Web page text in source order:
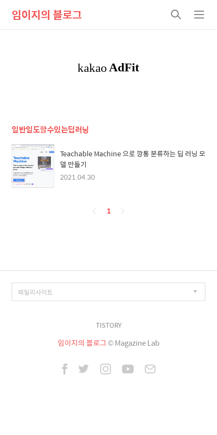
임이지의 블로그
검
색
메
뉴
일반일도할수있는딥러닝
Teachable Machine 으로 깡통 분류하는 딥 러닝 모
델 만들기
2021.04.30
페
1
TISTORY
임이지의 블로그© Magazine Lab